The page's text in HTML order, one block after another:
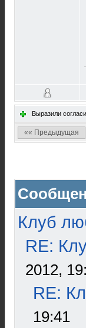
Выразили
«« Предыдущая
Клуб
RE:
2012,
RE:
19:41